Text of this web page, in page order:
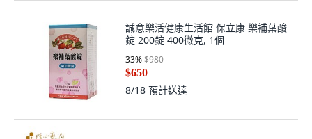
誠意樂活健康生活館 保立康 樂補葉酸
錠 200錠 400微克, 1個
33%$980
$650
8/18 預計送達